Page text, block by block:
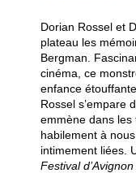
Dorian Rossel et
plateau les
Bergman.
cinéma, ce
enfance
Rossel s’empare
emmène dans les
habilement à
intimement liées.
Festival d’Avignon